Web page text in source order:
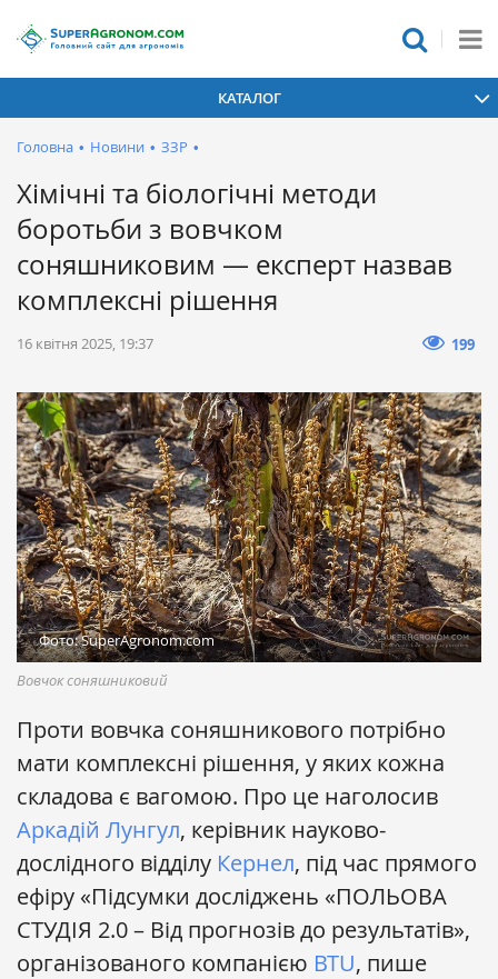
КАТАЛОГ
Головна • Новини • ЗЗР •
Хімічні та біологічні методи
боротьби з вовчком
соняшниковим — експерт назвав
комплексні рішення
16 квітня 2025, 19:37 199
Фото: SuperAgronom.com
Вовчок соняшниковий
Проти вовчка соняшникового потрібно
мати комплексні рішення, у яких кожна
складова є вагомою. Про це наголосив
Аркадій Лунгул, керівник науково-
дослідного відділу Кернел, під час прямого
ефіру «Підсумки досліджень «ПОЛЬОВА
СТУДІЯ 2.0 – Від прогнозів до результатів»,
організованого компанією BTU, пише